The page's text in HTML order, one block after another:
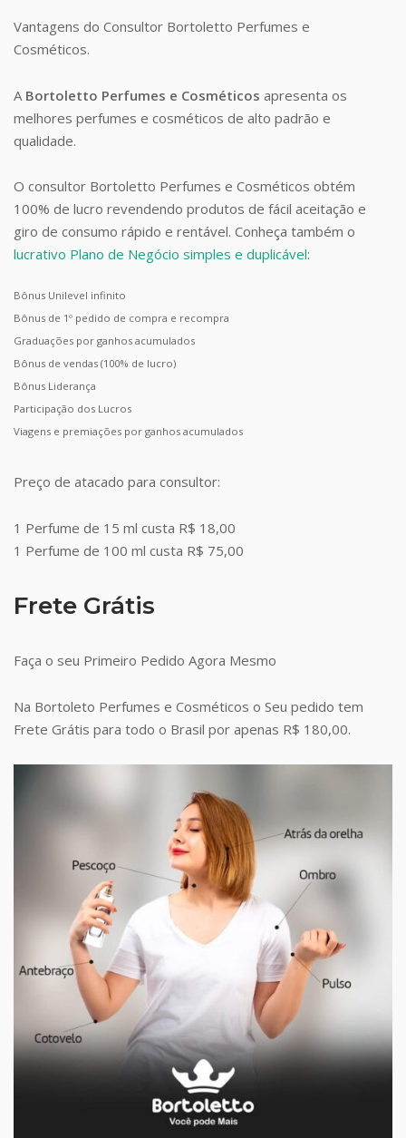
Vantagens do Consultor Bortoletto Perfumes e
Cosméticos.
A Bortoletto Perfumes e Cosméticos apresenta os
melhores perfumes e cosméticos de alto padrão e
qualidade.
O consultor Bortoletto Perfumes e Cosméticos obtém
100% de lucro revendendo produtos de fácil aceitação e
giro de consumo rápido e rentável. Conheça também o
lucrativo Plano de Negócio simples e duplicável:
Bônus Unilevel infinito
Bônus de 1º pedido de compra e recompra
Graduações por ganhos acumulados
Bônus de vendas (100% de lucro)
Bônus Liderança
Participação dos Lucros
Viagens e premiações por ganhos acumulados
Preço de atacado para consultor:
1 Perfume de 15 ml custa R$ 18,00
1 Perfume de 100 ml custa R$ 75,00
Frete Grátis
Faça o seu Primeiro Pedido Agora Mesmo
Na Bortoleto Perfumes e Cosméticos o Seu pedido tem
Frete Grátis para todo o Brasil por apenas R$ 180,00.